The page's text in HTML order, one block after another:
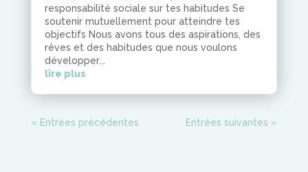
responsabilité sociale sur tes habitudes Se
soutenir mutuellement pour atteindre tes
objectifs Nous avons tous des aspirations, des
rêves et des habitudes que nous voulons
développer...
lire plus
« Entrées précédentes Entrées suivantes »